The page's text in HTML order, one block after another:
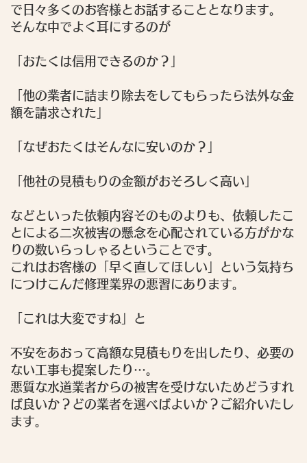
で日々多くのお客様とお話することとなります。
そんな中でよく耳にするのが
「おたくは信用できるのか？」
「他の業者に詰まり除去をしてもらったら法外な金
額を請求された」
「なぜおたくはそんなに安いのか？」
「他社の見積もりの金額がおそろしく高い」
などといった依頼内容そのものよりも、依頼したこ
とによる二次被害の懸念を心配されている方がかな
りの数いらっしゃるということです。
これはお客様の「早く直してほしい」という気持ち
につけこんだ修理業界の悪習にあります。
「これは大変ですね」 と
不安をあおって高額な見積もりを出したり、必要の
ない工事も提案したり…。
悪質な水道業者からの被害を受けないためどうすれ
ば良いか？どの業者を選べばよいか？ご紹介いたし
ます。